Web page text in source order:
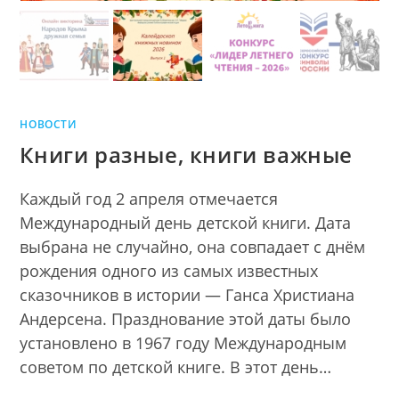
НОВОСТИ
Книги разные, книги важные
Каждый год 2 апреля отмечается
Международный день детской книги. Дата
выбрана не случайно, она совпадает с днём
рождения одного из самых известных
сказочников в истории — Ганса Христиана
Андерсена. Празднование этой даты было
установлено в 1967 году Международным
советом по детской книге. В этот день…